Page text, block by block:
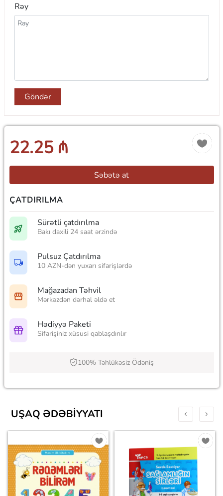
Rəy
Göndər
22.25 ₼
Səbətə at
ÇATDIRILMA
Sürətli çatdırılma
Bakı daxili 24 saat ərzində
Pulsuz Çatdırılma
10 AZN-dən yuxarı sifarişlərdə
Mağazadan Təhvil
Mərkəzdən dərhal əldə et
Hədiyyə Paketi
Sifarişiniz xüsusi qablaşdırılır
100% Təhlükəsiz Ödəniş
UŞAQ ƏDƏBIYYATI